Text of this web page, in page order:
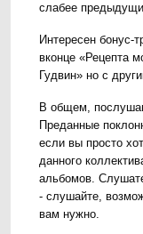
слабее
Интересен бонус-
вконце «Рецепта
Гудвин» но с
В общем,
Преданные
если вы просто
данного
альбомов.
- слушайте,
вам нужно.